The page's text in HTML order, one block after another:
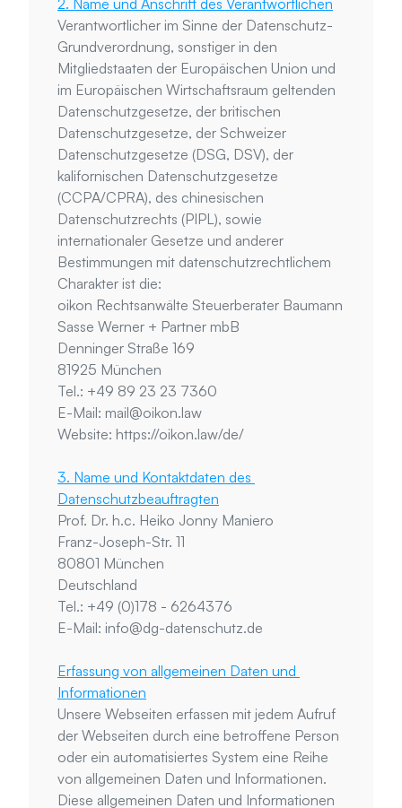
2. Name und Anschrift des Verantwortlichen
Verantwortlicher im Sinne der Datenschutz-
Grundverordnung, sonstiger in den
Mitgliedstaaten der Europäischen Union und
im Europäischen Wirtschaftsraum geltenden
Datenschutzgesetze, der britischen
Datenschutzgesetze, der Schweizer
Datenschutzgesetze (DSG, DSV), der
kalifornischen Datenschutzgesetze
(CCPA/CPRA), des chinesischen
Datenschutzrechts (PIPL), sowie
internationaler Gesetze und anderer
Bestimmungen mit datenschutzrechtlichem
Charakter ist die:
oikon Rechtsanwälte Steuerberater Baumann
Sasse Werner + Partner mbB
Denninger Straße 169
81925 München
Tel.: +49 89 23 23 7360
E-Mail: mail@oikon.law
Website: https://oikon.law/de/
3. Name und Kontaktdaten des
Datenschutzbeauftragten
Prof. Dr. h.c. Heiko Jonny Maniero
Franz-Joseph-Str. 11
80801 München
Deutschland
Tel.: +49 (0)178 - 6264376
E-Mail: info@dg-datenschutz.de
Erfassung von allgemeinen Daten und
Informationen
Unsere Webseiten erfassen mit jedem Aufruf
der Webseiten durch eine betroffene Person
oder ein automatisiertes System eine Reihe
von allgemeinen Daten und Informationen.
Diese allgemeinen Daten und Informationen